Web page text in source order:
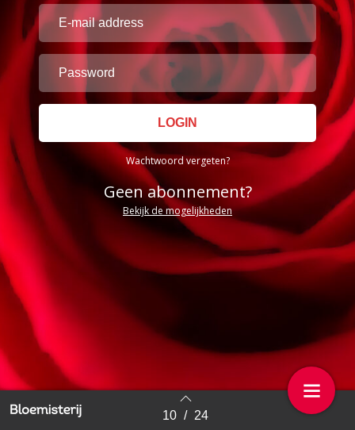
Back to index 10 / 24
Wachtwoord vergeten?
Geen abonnement?
Bekijk de mogelijkheden